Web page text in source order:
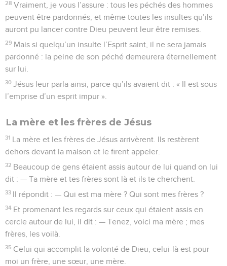
28 Vraiment, je vous l’assure : tous les péchés des hommes
peuvent être pardonnés, et même toutes les insultes qu’ils
auront pu lancer contre Dieu peuvent leur être remises.
29 Mais si quelqu’un insulte l’Esprit saint, il ne sera jamais
pardonné : la peine de son péché demeurera éternellement
sur lui.
30 Jésus leur parla ainsi, parce qu’ils avaient dit : « Il est sous
l’emprise d’un esprit impur ».
La mère et les frères de Jésus
31 La mère et les frères de Jésus arrivèrent. Ils restèrent
dehors devant la maison et le firent appeler.
32 Beaucoup de gens étaient assis autour de lui quand on lui
dit : — Ta mère et tes frères sont là et ils te cherchent.
33 Il répondit : — Qui est ma mère ? Qui sont mes frères ?
34 Et promenant les regards sur ceux qui étaient assis en
cercle autour de lui, il dit : — Tenez, voici ma mère ; mes
frères, les voilà.
35 Celui qui accomplit la volonté de Dieu, celui-là est pour
moi un frère, une sœur, une mère.